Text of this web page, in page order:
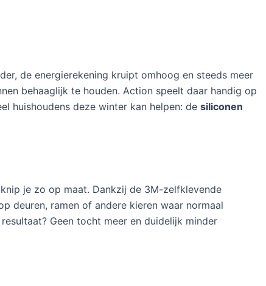
de energierekening kruipt omhoog en steeds meer
behaaglijk te houden. Action speelt daar handig op
huishoudens deze winter kan helpen: de siliconen
je zo op maat. Dankzij de 3M-zelfklevende
deuren, ramen of andere kieren waar normaal
Geen tocht meer en duidelijk minder